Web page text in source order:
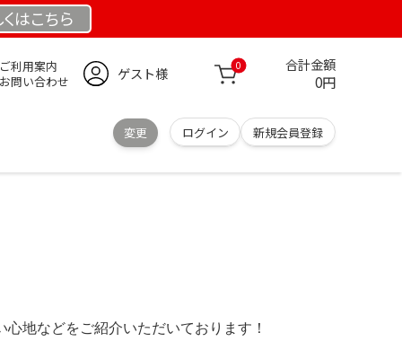
はこちら
ご利用案内
お問い合わせ
ゲスト様 0 合計金額
0円
変更 ログイン 新規会員登録
地などをご紹介いただいております！